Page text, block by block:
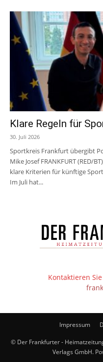
Klare Regeln für
30. Juli 2026
Sportkreis Frankfurt übergibt
Mike Josef FRANKFURT (RED/
klare Kriterien für künftige
Im Juli hat...
Kontaktieren
Impressum
© Der Frankfurter -
Verlags GmbH.